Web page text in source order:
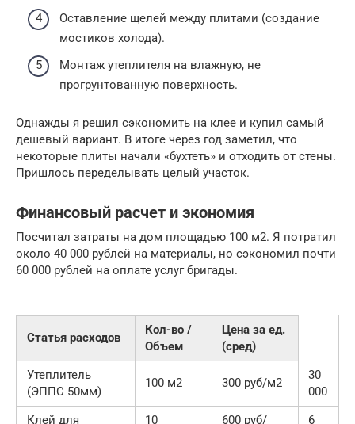
Оставление щелей между плитами (создание
мостиков холода).
Монтаж утеплителя на влажную, не
прогрунтованную поверхность.
Однажды я решил сэкономить на клее и купил самый
дешевый вариант. В итоге через год заметил, что
некоторые плиты начали «бухтеть» и отходить от стены.
Пришлось переделывать целый участок.
Финансовый расчет и экономия
Посчитал затраты на дом площадью 100 м2. Я потратил
около 40 000 рублей на материалы, но сэкономил почти
60 000 рублей на оплате услуг бригады.
Статья расходов
Кол-во /
Объем
Цена за ед.
(сред)
Утеплитель
(ЭППС 50мм)
100 м2 300 руб/м2
30
000
Клей для
10
600 руб/
6